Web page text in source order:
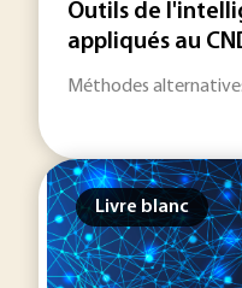
Outils de
appliqués au
Méthodes
Livre blanc